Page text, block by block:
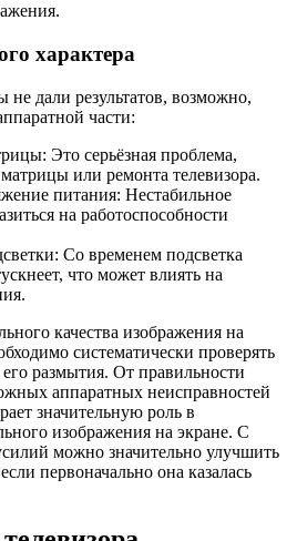
характера
дали результатов, возможно,
части:
Это серьёзная проблема,
или ремонта телевизора.
питания: Нестабильное
на работоспособности
Со временем подсветка
что может влиять на
качества изображения на
систематически проверять
размытия. От правильности
аппаратных неисправностей
значительную роль в
изображения на экране. С
можно значительно улучшить
первоначально она казалась